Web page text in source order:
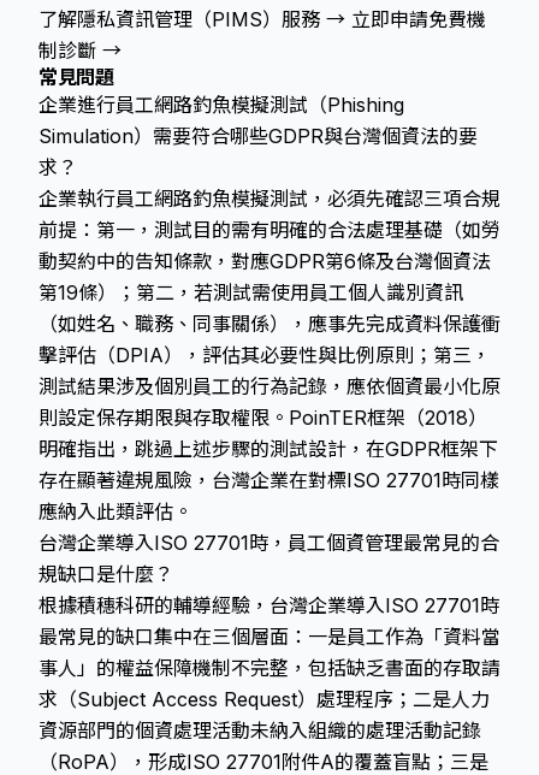
了解隱私資訊管理（PIMS）服務 → 立即申請免費機
制診斷 →
常見問題
企業進行員工網路釣魚模擬測試（Phishing
Simulation）需要符合哪些GDPR與台灣個資法的要
求？
企業執行員工網路釣魚模擬測試，必須先確認三項合規
前提：第一，測試目的需有明確的合法處理基礎（如勞
動契約中的告知條款，對應GDPR第6條及台灣個資法
第19條）；第二，若測試需使用員工個人識別資訊
（如姓名、職務、同事關係），應事先完成資料保護衝
擊評估 （DPIA），評估其必要性與比例原則；第三，
測試結果涉及個別員工的行為記錄，應依個資最小化原
則設定保存期限與存取權限。PoinTER框架（2018）
明確指出，跳過上述步驟的測試設計，在GDPR框架下
存在顯著違規風險，台灣企業在對標ISO 27701時同樣
應納入此類評估。
台灣企業導入ISO 27701時，員工個資管理最常見的合
規缺口是什麼？
根據積穗科研的輔導經驗，台灣企業導入ISO 27701時
最常見的缺口集中在三個層面：一是員工作為「資料當
事人」的權益保障機制不完整，包括缺乏書面的存取請
求（Subject Access Request）處理程序；二是人力
資源部門的個資處理活動未納入組織的處理活動記錄
（RoPA），形成ISO 27701附件A的覆蓋盲點；三是